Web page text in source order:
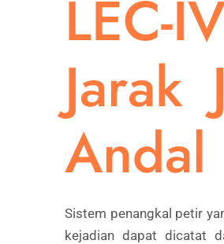
LEC-
Andal
Sistem penangkal petir
kejadian dapat dicatat